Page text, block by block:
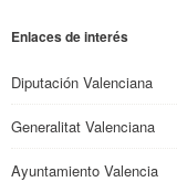
Enlaces de interés
Diputación Valenciana
Generalitat Valenciana
Ayuntamiento Valencia